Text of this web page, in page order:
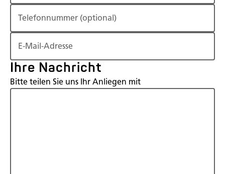
Telefonnummer (optional)
E-Mail-Adresse
Ihre Nachricht
Bitte teilen Sie uns Ihr Anliegen mit